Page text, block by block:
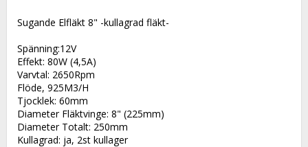
Sugande Elfläkt 8" -kullagrad fläkt-
Spänning:12V
Effekt: 80W (4,5A)
Varvtal: 2650Rpm
Flöde, 925M3/H
Tjocklek: 60mm
Diameter Fläktvinge: 8" (225mm)
Diameter Totalt: 250mm
Kullagrad: ja, 2st kullager